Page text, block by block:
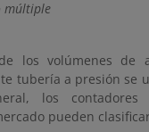
chorro
los volúmenes de
tubería a presión se
los contadores
pueden